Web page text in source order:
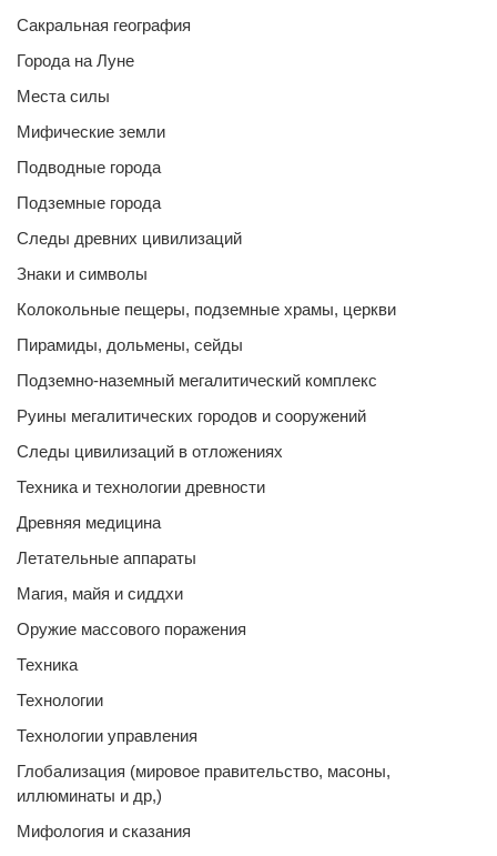
Сакральная география
Города на Луне
Места силы
Мифические земли
Подводные города
Подземные города
Следы древних цивилизаций
Знаки и символы
Колокольные пещеры, подземные храмы, церкви
Пирамиды, дольмены, сейды
Подземно-наземный мегалитический комплекс
Руины мегалитических городов и сооружений
Следы цивилизаций в отложениях
Техника и технологии древности
Древняя медицина
Летательные аппараты
Магия, майя и сиддхи
Оружие массового поражения
Техника
Технологии
Технологии управления
Глобализация (мировое правительство, масоны,
иллюминаты и др,)
Мифология и сказания